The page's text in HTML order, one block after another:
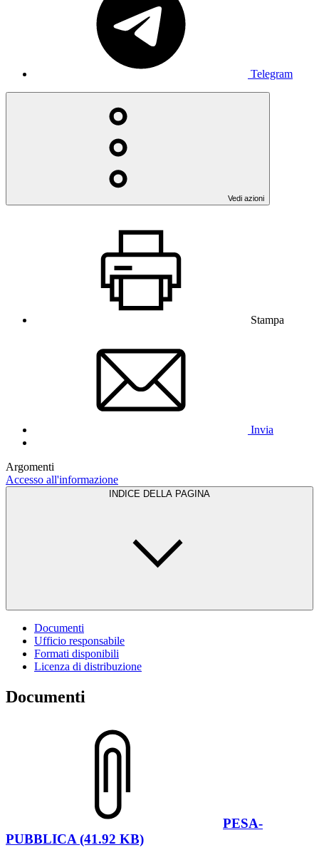
Telegram
Vedi azioni
Stampa
Invia
Argomenti
Accesso all'informazione
INDICE DELLA PAGINA
Documenti
Ufficio responsabile
Formati disponibili
Licenza di distribuzione
Documenti
PESA-
PUBBLICA (41.92 KB)